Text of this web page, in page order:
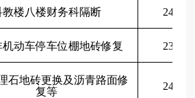
教楼八楼财务科隔断
机动车停车位棚地砖修复
石地砖更换及沥青路面修
复等